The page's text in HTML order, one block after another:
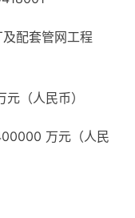
配套管网工程
（人民币）
万元（人民